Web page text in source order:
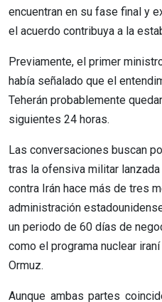
encuentran en su fase final y
el acuerdo contribuya a la
Previamente, el primer
había señalado que el
Teherán probablemente
siguientes 24 horas.
Las conversaciones buscan
tras la ofensiva militar
contra Irán hace más de tres
administración
un periodo de 60 días de
como el programa nuclear
Ormuz.
Aunque ambas partes